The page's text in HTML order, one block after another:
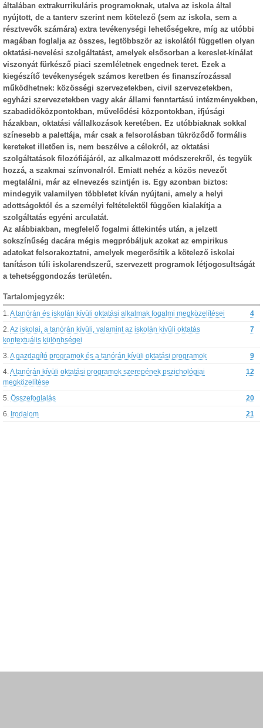
általában extrakurrikuláris programoknak, utalva az iskola által
nyújtott, de a tanterv szerint nem kötelező (sem az iskola, sem a
résztvevők számára) extra tevékenységi lehetőségekre, míg az utóbbi
magában foglalja az összes, legtöbbször az iskolától független olyan
oktatási-nevelési szolgáltatást, amelyek elsősorban a kereslet-kínálat
viszonyát fürkésző piaci szemléletnek engednek teret. Ezek a
kiegészítő tevékenységek számos keretben és finanszírozással
működhetnek: közösségi szervezetekben, civil szervezetekben,
egyházi szervezetekben vagy akár állami fenntartású intézményekben,
szabadidőközpontokban, művelődési központokban, ifjúsági
házakban, oktatási vállalkozások keretében. Ez utóbbiaknak sokkal
színesebb a palettája, már csak a felsorolásban tükröződő formális
kereteket illetően is, nem beszélve a célokról, az oktatási
szolgáltatások filozófiájáról, az alkalmazott módszerekről, és tegyük
hozzá, a szakmai színvonalról. Emiatt nehéz a közös nevezőt
megtalálni, már az elnevezés szintjén is. Egy azonban biztos:
mindegyik valamilyen többletet kíván nyújtani, amely a helyi
adottságoktól és a személyi feltételektől függően kialakítja a
szolgáltatás egyéni arculatát.
Az alábbiakban, megfelelő fogalmi áttekintés után, a jelzett
sokszínűség dacára mégis megpróbáljuk azokat az empirikus
adatokat felsorakoztatni, amelyek megerősítik a kötelező iskolai
tanításon túli iskolarendszerű, szervezett programok létjogosultságát
a tehetséggondozás területén.
Tartalomjegyzék:
1. A tanórán és iskolán kívüli oktatási alkalmak fogalmi megközelítései 4
2. Az iskolai, a tanórán kívüli, valamint az iskolán kívüli oktatás
kontextuális különbségei
7
3. A gazdagító programok és a tanórán kívüli oktatási programok 9
4. A tanórán kívüli oktatási programok szerepének pszichológiai
megközelítése
12
5. Összefoglalás 20
6. Irodalom 21